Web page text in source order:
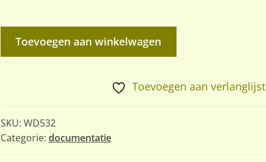
Beobachter
Adolf
Hitlers
Toevoegen aan winkelwagen
Toevoegen aan verlanglijst
SKU: WD532
Categorie: documentatie